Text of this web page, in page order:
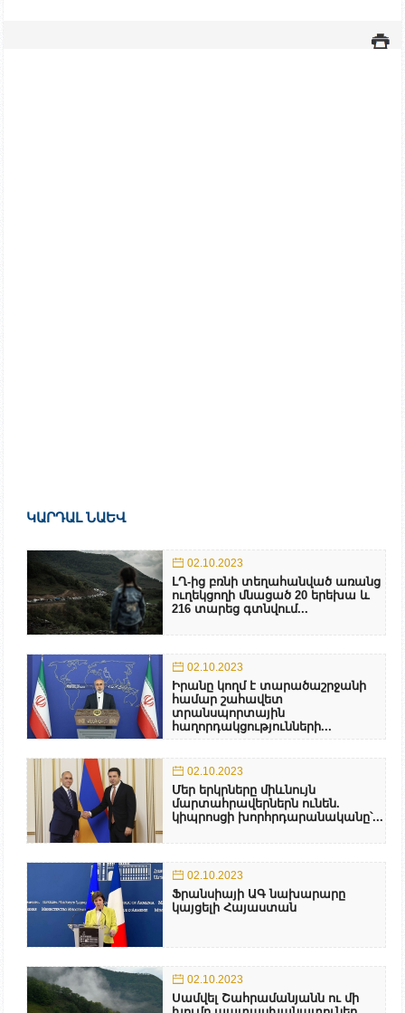
ԿԱՐԴԱԼ ՆԱԵՎ
02.10.2023
ԼՂ-ից բռնի տեղահանված առանց
ուղեկցողի մնացած 20 երեխա և
216 տարեց գտնվում...
02.10.2023
Իրանը կողմ է տարածաշրջանի
համար շահավետ
տրանսպորտային
հաղորդակցությունների...
02.10.2023
Մեր երկրները միևնույն
մարտահրավերներն ունեն.
կիպրոսցի խորհրդարանականը՝...
02.10.2023
Ֆրանսիայի ԱԳ նախարարը
կայցելի Հայաստան
02.10.2023
Սամվել Շահրամանյանն ու մի